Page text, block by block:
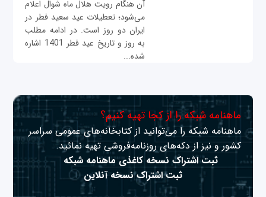
آن هنگام رویت هلال ماه شوال اعلام
می‌شود؛ تعطیلات عید سعید فطر در
ایران دو روز است. در ادامه مطلب
به روز و تاریخ عید فطر 1401 اشاره
شده...
ماهنامه شبکه را از کجا تهیه کنیم؟
ماهنامه شبکه را می‌توانید از کتابخانه‌های عمومی سراسر
کشور و نیز از دکه‌های روزنامه‌فروشی تهیه نمائید.
ثبت اشتراک نسخه کاغذی ماهنامه شبکه
ثبت اشتراک نسخه آنلاین